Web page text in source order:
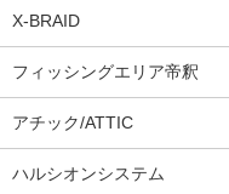
X-BRAID
フィッシングエリア帝釈
アチック/ATTIC
ハルシオンシステム